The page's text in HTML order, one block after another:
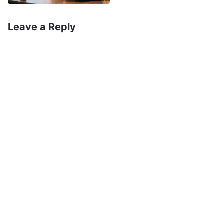
Бурханы гэрт харин ерөөгдөхийн төлөө
Leave a Reply